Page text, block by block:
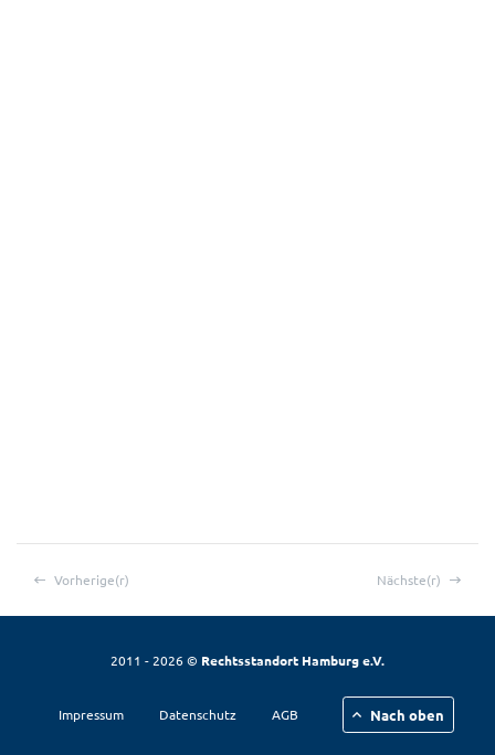
Vorherige(r) Nächste(r)
2011 - 2026 © Rechtsstandort Hamburg e.V.
Impressum Datenschutz AGB Nach oben